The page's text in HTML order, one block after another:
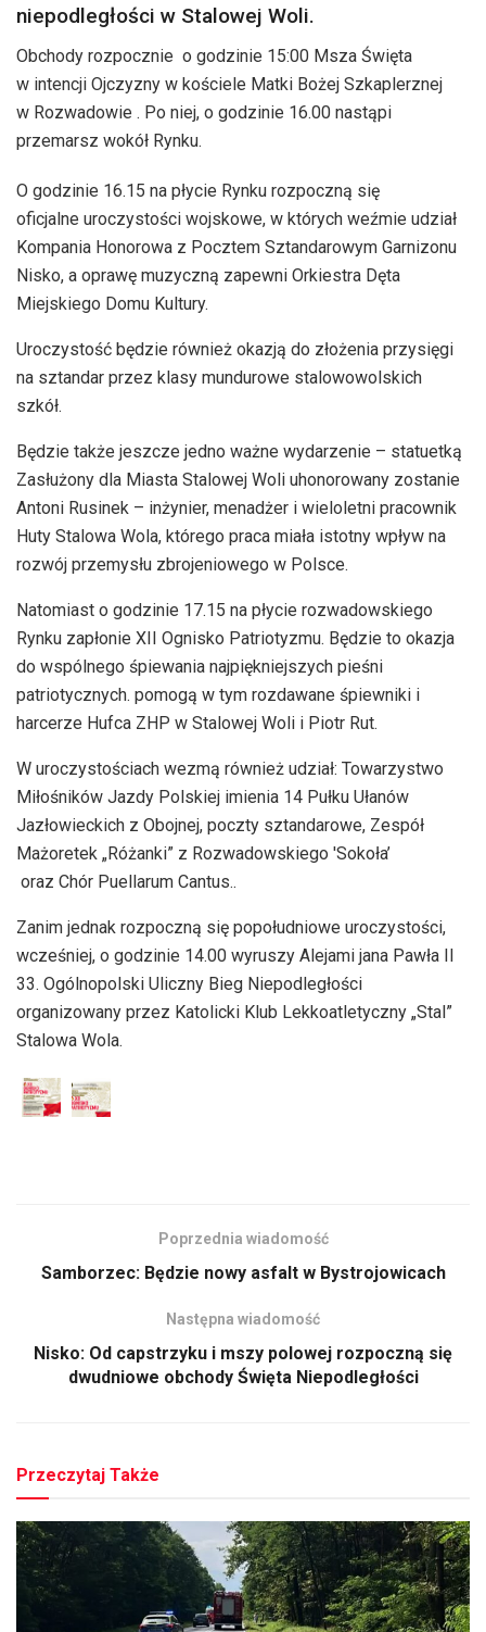
niepodległości w Stalowej Woli.
Obchody rozpocznie o godzinie 15:00 Msza Święta
w intencji Ojczyzny w kościele Matki Bożej Szkaplerznej
w Rozwadowie . Po niej, o godzinie 16.00 nastąpi
przemarsz wokół Rynku.
O godzinie 16.15 na płycie Rynku rozpoczną się
oficjalne uroczystości wojskowe, w których weźmie udział
Kompania Honorowa z Pocztem Sztandarowym Garnizonu
Nisko, a oprawę muzyczną zapewni Orkiestra Dęta
Miejskiego Domu Kultury.
Uroczystość będzie również okazją do złożenia przysięgi
na sztandar przez klasy mundurowe stalowowolskich
szkół.
Będzie także jeszcze jedno ważne wydarzenie – statuetką
Zasłużony dla Miasta Stalowej Woli uhonorowany zostanie
Antoni Rusinek – inżynier, menadżer i wieloletni pracownik
Huty Stalowa Wola, którego praca miała istotny wpływ na
rozwój przemysłu zbrojeniowego w Polsce.
Natomiast o godzinie 17.15 na płycie rozwadowskiego
Rynku zapłonie XII Ognisko Patriotyzmu. Będzie to okazja
do wspólnego śpiewania najpiękniejszych pieśni
patriotycznych. pomogą w tym rozdawane śpiewniki i
harcerze Hufca ZHP w Stalowej Woli i Piotr Rut.
W uroczystościach wezmą również udział: Towarzystwo
Miłośników Jazdy Polskiej imienia 14 Pułku Ułanów
Jazłowieckich z Obojnej, poczty sztandarowe, Zespół
Mażoretek „Różanki” z Rozwadowskiego 'Sokoła’
oraz Chór Puellarum Cantus..
Zanim jednak rozpoczną się popołudniowe uroczystości,
wcześniej, o godzinie 14.00 wyruszy Alejami jana Pawła II
33. Ogólnopolski Uliczny Bieg Niepodległości
organizowany przez Katolicki Klub Lekkoatletyczny „Stal”
Stalowa Wola.
Poprzednia wiadomość
Samborzec: Będzie nowy asfalt w Bystrojowicach
Następna wiadomość
Nisko: Od capstrzyku i mszy polowej rozpoczną się
dwudniowe obchody Święta Niepodległości
Przeczytaj Także